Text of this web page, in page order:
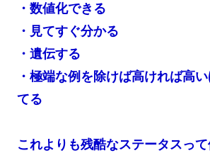
・数値化できる
・見てすぐ分かる
・遺伝する
・極端な例を除けば高ければ高
てる
これよりも残酷なステータスっ